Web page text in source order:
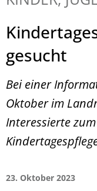
gesucht
Bei einer
Oktober im
Interessierte
23. Oktober 2023